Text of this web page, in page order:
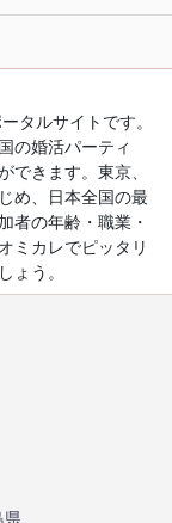
タルサイトです。
の婚活パーティ
できます。東京、
め、日本全国の最
者の年齢・職業・
ミカレでピッタリ
ょう。
県